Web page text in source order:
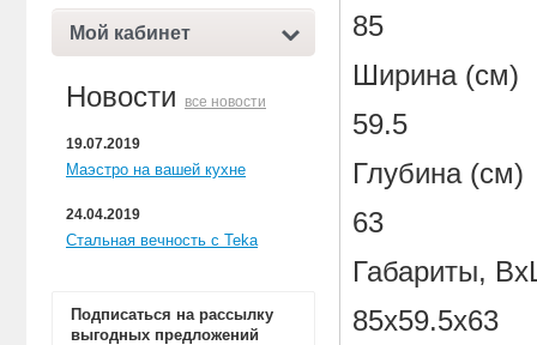
Мой кабинет
Новости все новости
19.07.2019
Маэстро на вашей кухне
24.04.2019
Стальная вечность с Teka
Подписаться на рассылку
выгодных предложений
85
Ширина
59.5
Глубина
63
Габариты,
85х59.5х63